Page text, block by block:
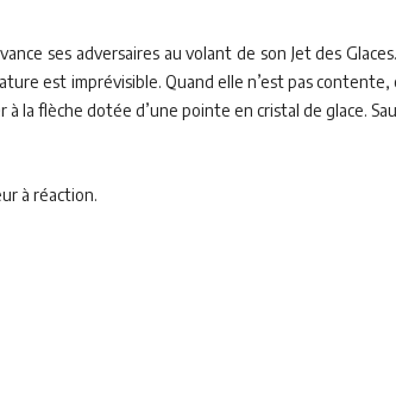
ses adversaires au volant de son Jet des
est imprévisible. Quand elle n’est pas
la flèche dotée d’une pointe en cristal de glace.
à réaction.